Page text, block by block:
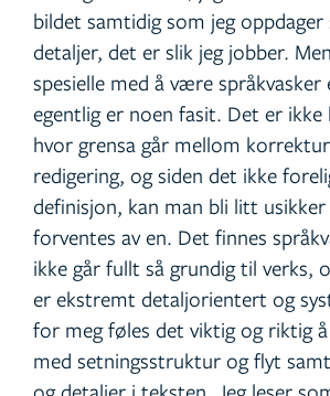
bildet samtidig som jeg oppdager
detaljer, det er slik jeg jobber.
spesielle med å være
egentlig er noen fasit. Det er ikke
hvor grensa går mellom
redigering, og siden det ikke
definisjon, kan man bli litt usikker
forventes av en. Det finnes
ikke går fullt så grundig til verks,
er ekstremt detaljorientert og
for meg føles det viktig og riktig
med setningsstruktur og flyt